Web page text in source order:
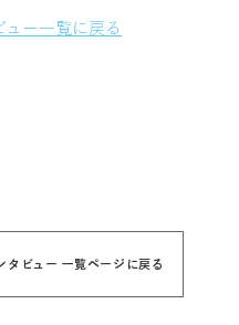
ー一覧に戻る
タビュー 一覧ページに戻る